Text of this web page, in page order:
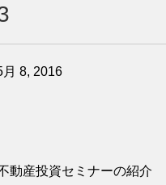
月 8, 2016
動産投資セミナーの紹介